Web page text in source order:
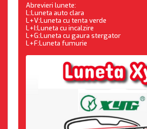
Abrevieri lunete:
L:Luneta auto clara
L+V:Luneta cu tenta verde
L+I:Luneta cu incalzire
L+G:Luneta cu gaura stergator
L+F:Luneta fumurie